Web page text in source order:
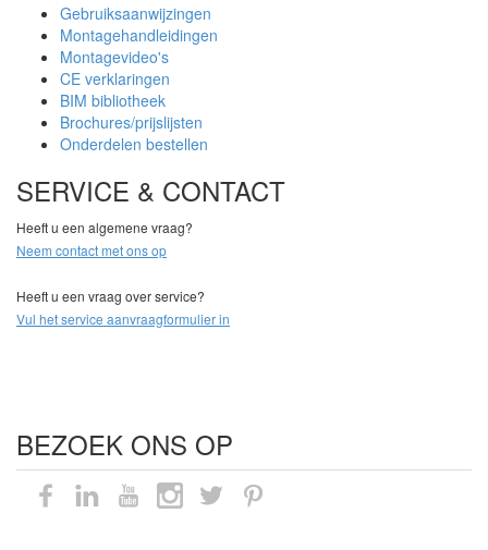
Gebruiksaanwijzingen
Montagehandleidingen
Montagevideo's
CE verklaringen
BIM bibliotheek
Brochures/prijslijsten
Onderdelen bestellen
SERVICE & CONTACT
Heeft u een algemene vraag?
Neem contact met ons op
Heeft u een vraag over service?
Vul het service aanvraagformulier in
BEZOEK ONS OP